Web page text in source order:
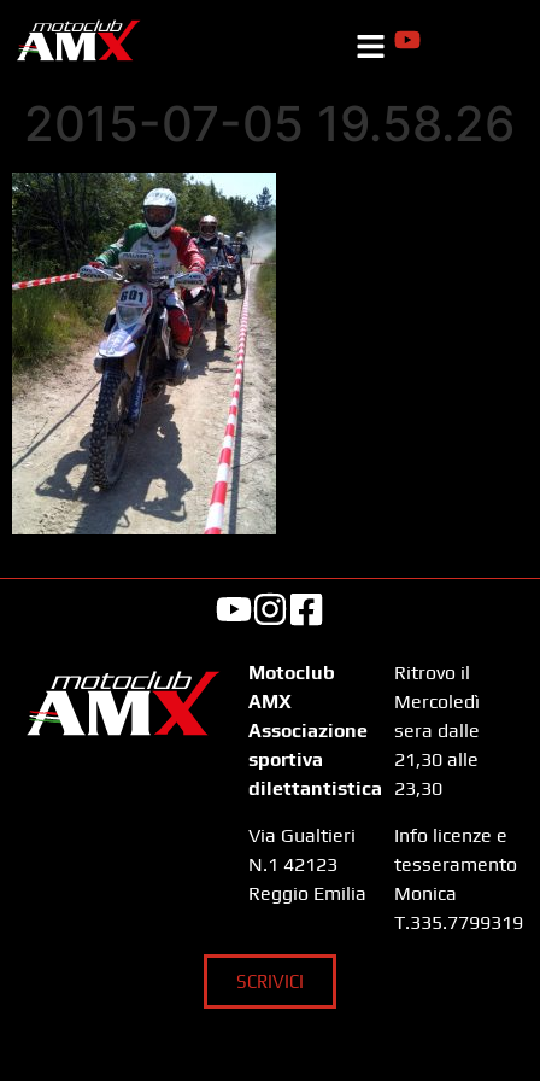
2015-07-05 19.58.26
Motoclub
AMX
Associazione
sportiva
dilettantistica
Via Gualtieri
N.1 42123
Reggio Emilia
Ritrovo il
Mercoledì
sera dalle
21,30 alle
23,30
Info licenze e
tesseramento
Monica
T.335.7799319
SCRIVICI